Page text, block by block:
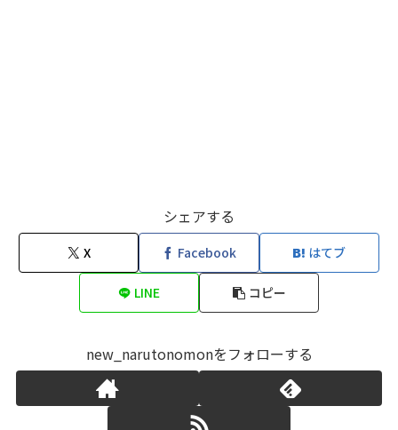
シェアする
X Facebook はてブ
LINE コピー
new_narutonomonをフォローする